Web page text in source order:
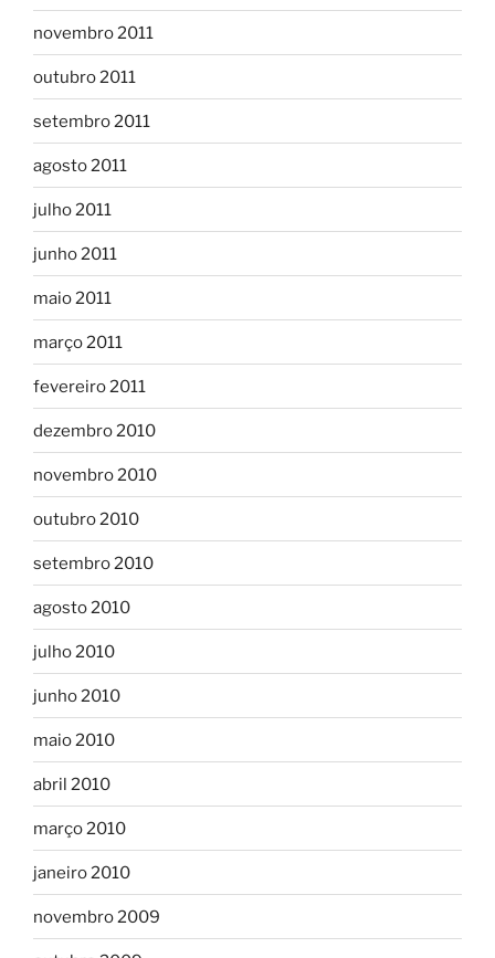
novembro 2011
outubro 2011
setembro 2011
agosto 2011
julho 2011
junho 2011
maio 2011
março 2011
fevereiro 2011
dezembro 2010
novembro 2010
outubro 2010
setembro 2010
agosto 2010
julho 2010
junho 2010
maio 2010
abril 2010
março 2010
janeiro 2010
novembro 2009